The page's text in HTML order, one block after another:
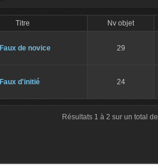
Titre Nv objet
Faux de novice 29
Faux d'initié 24
Résultats 1 à 2 sur un total de